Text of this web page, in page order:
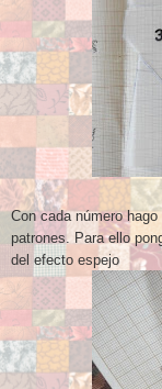
Con cada número
patrones. Para ello
del efecto espejo